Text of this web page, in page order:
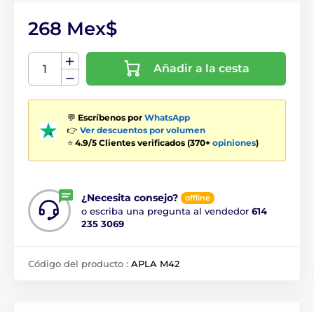
268 Mex$
Añadir a la cesta
💬 Escríbenos por WhatsApp
👉 Ver descuentos por volumen
⭐ 4.9/5 Clientes verificados (370+ opiniones)
¿Necesita consejo? offline
o escriba una pregunta al vendedor 614
235 3069
Código del producto : APLA M42